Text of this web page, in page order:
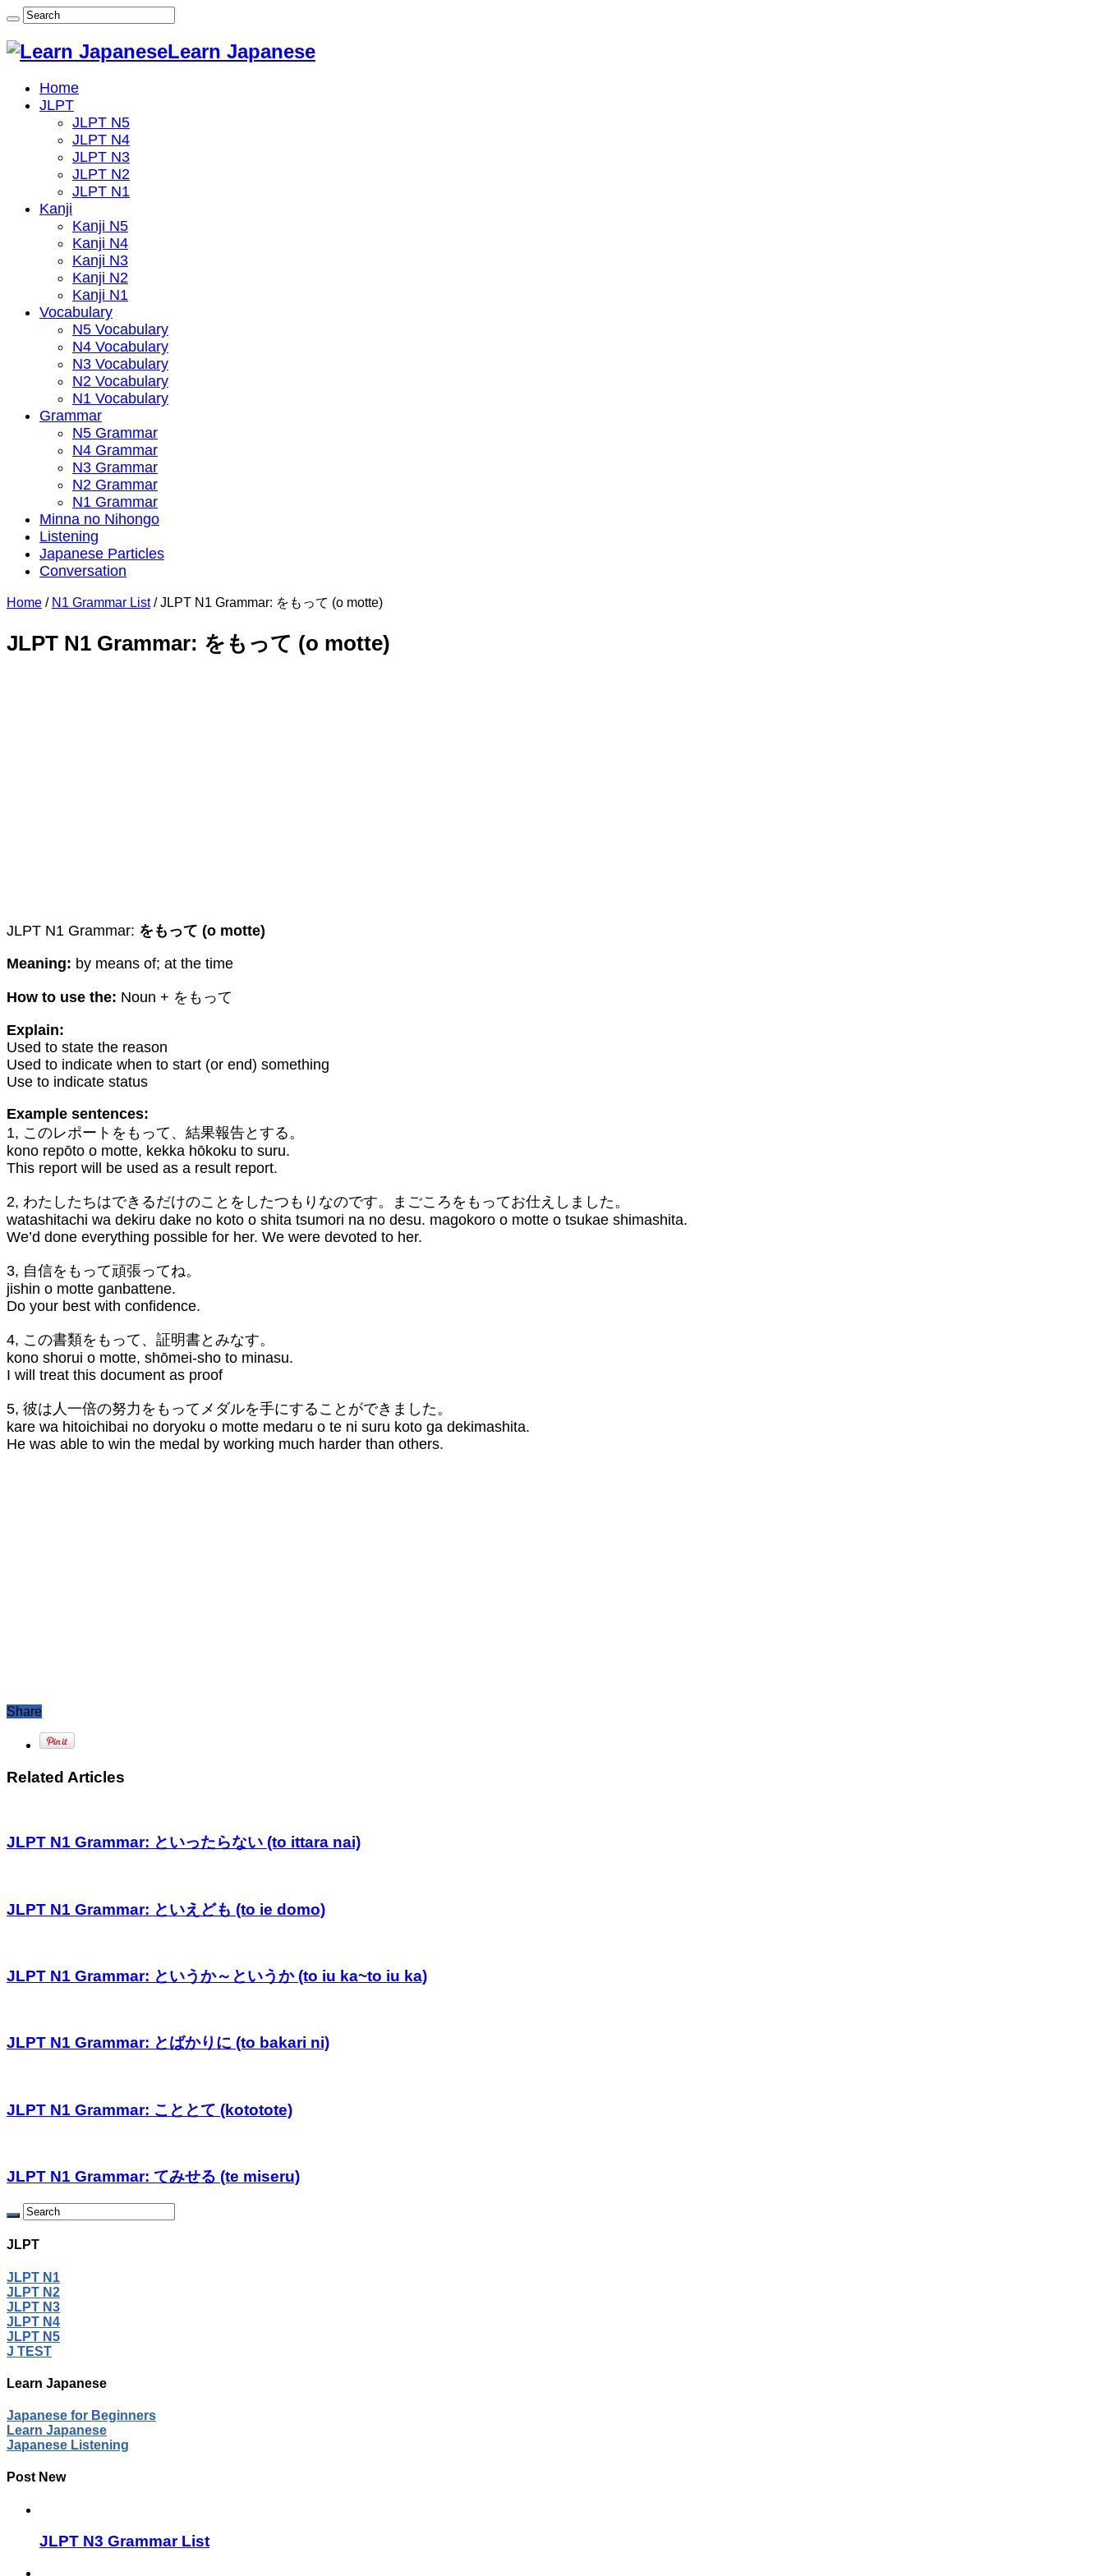
Learn Japanese
Home
JLPT
JLPT N5
JLPT N4
JLPT N3
JLPT N2
JLPT N1
Kanji
Kanji N5
Kanji N4
Kanji N3
Kanji N2
Kanji N1
Vocabulary
N5 Vocabulary
N4 Vocabulary
N3 Vocabulary
N2 Vocabulary
N1 Vocabulary
Grammar
N5 Grammar
N4 Grammar
N3 Grammar
N2 Grammar
N1 Grammar
Minna no Nihongo
Listening
Japanese Particles
Conversation
Home / N1 Grammar List / JLPT N1 Grammar: をもって (o motte)
JLPT N1 Grammar: をもって (o motte)
JLPT N1 Grammar: をもって (o motte)
Meaning: by means of; at the time
How to use the: Noun + をもって
Explain:
Used to state the reason
Used to indicate when to start (or end) something
Use to indicate status
Example sentences:
1, このレポートをもって、結果報告とする。
kono repōto o motte, kekka hōkoku to suru.
This report will be used as a result report.
2, わたしたちはできるだけのことをしたつもりなのです。まごころをもってお仕えしました。
watashitachi wa dekiru dake no koto o shita tsumori na no desu. magokoro o motte o tsukae shimashita.
We’d done everything possible for her. We were devoted to her.
3, 自信をもって頑張ってね。
jishin o motte ganbattene.
Do your best with confidence.
4, この書類をもって、証明書とみなす。
kono shorui o motte, shōmei-sho to minasu.
I will treat this document as proof
5, 彼は人一倍の努力をもってメダルを手にすることができました。
kare wa hitoichibai no doryoku o motte medaru o te ni suru koto ga dekimashita.
He was able to win the medal by working much harder than others.
Share
Related Articles
JLPT N1 Grammar: といったらない (to ittara nai)
JLPT N1 Grammar: といえども (to ie domo)
JLPT N1 Grammar: というか～というか (to iu ka~to iu ka)
JLPT N1 Grammar: とばかりに (to bakari ni)
JLPT N1 Grammar: こととて (kototote)
JLPT N1 Grammar: てみせる (te miseru)
JLPT
JLPT N1
JLPT N2
JLPT N3
JLPT N4
JLPT N5
J TEST
Learn Japanese
Japanese for Beginners
Learn Japanese
Japanese Listening
Post New
JLPT N3 Grammar List